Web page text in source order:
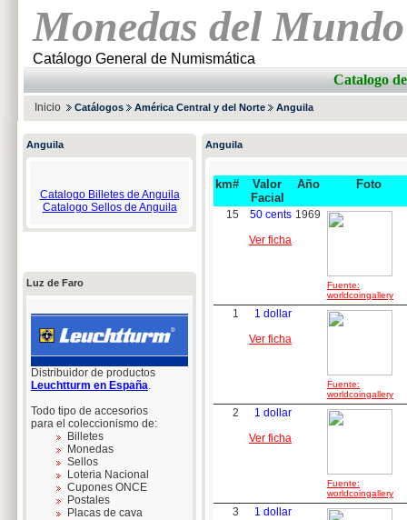
Monedas del Mundo
Catálogo General de Numismática
Catalogo
Inicio Catálogos América Central y del Norte Anguila
Anguila
Catalogo Billetes de Anguila
Catalogo Sellos de Anguila
Luz de Faro
Distribuidor de productos
Leuchtturm en España.
Todo tipo de accesorios
para el coleccionismo de:
Billetes
Monedas
Sellos
Loteria Nacional
Cupones ONCE
Postales
Placas de cava
Anguila
km#
Valor
Facial
Año Foto
15
50 cents
Ver ficha
1969
Fuente:
worldcoingallery
1
1 dollar
Ver ficha
Fuente:
worldcoingallery
2
1 dollar
Ver ficha
Fuente:
worldcoingallery
3
1 dollar